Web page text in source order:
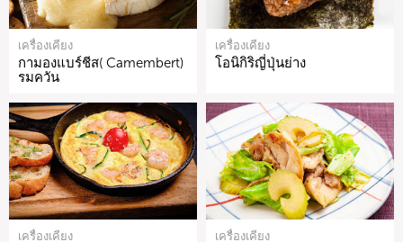
เครื่องเคียง
กามองแบร์ชีส( Camembert)
รมควัน
เครื่องเคียง
โอนิกิริญี่ปุ่นย่าง
เครื่องเคียง เครื่องเคียง